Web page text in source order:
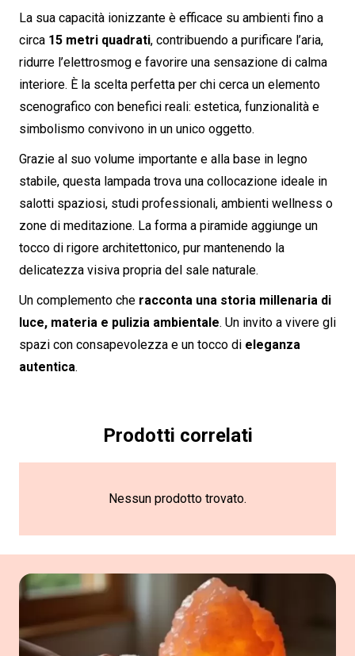
La sua capacità ionizzante è efficace su ambienti fino a
circa 15 metri quadrati, contribuendo a purificare l’aria,
ridurre l’elettrosmog e favorire una sensazione di calma
interiore. È la scelta perfetta per chi cerca un elemento
scenografico con benefici reali: estetica, funzionalità e
simbolismo convivono in un unico oggetto.
Grazie al suo volume importante e alla base in legno
stabile, questa lampada trova una collocazione ideale in
salotti spaziosi, studi professionali, ambienti wellness o
zone di meditazione. La forma a piramide aggiunge un
tocco di rigore architettonico, pur mantenendo la
delicatezza visiva propria del sale naturale.
Un complemento che racconta una storia millenaria di
luce, materia e pulizia ambientale. Un invito a vivere gli
spazi con consapevolezza e un tocco di eleganza
autentica.
Prodotti correlati
Nessun prodotto trovato.